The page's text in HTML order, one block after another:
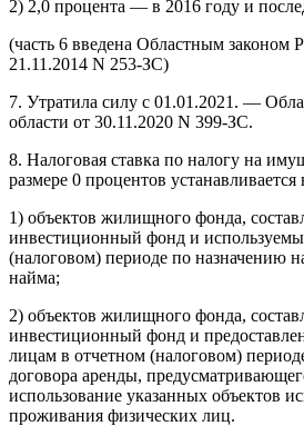
2) 2,0 процента — в 2016 году и
(часть 6 введена Областным законом
21.11.2014 N 253-ЗС)
7. Утратила силу с 01.01.2021. —
области от 30.11.2020 N 399-ЗС.
8. Налоговая ставка по налогу на
размере 0 процентов
1) объектов жилищного фонда,
инвестиционный фонд и
(налоговом) периоде по назначению
найма;
2) объектов жилищного фонда,
инвестиционный фонд и
лицам в отчетном (налоговом)
договора аренды,
использование указанных объектов
проживания физических лиц.